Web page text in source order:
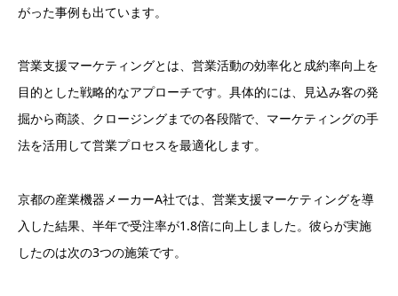
がった事例も出ています。
営業支援マーケティングとは、営業活動の効率化と成約率向上を
目的とした戦略的なアプローチです。具体的には、見込み客の発
掘から商談、クロージングまでの各段階で、マーケティングの手
法を活用して営業プロセスを最適化します。
京都の産業機器メーカーA社では、営業支援マーケティングを導
入した結果、半年で受注率が1.8倍に向上しました。彼らが実施
したのは次の3つの施策です。